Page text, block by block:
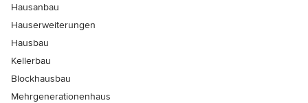
Hausanbau
Hauserweiterungen
Hausbau
Kellerbau
Blockhausbau
Mehrgenerationenhaus